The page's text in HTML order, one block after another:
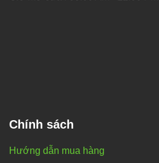
Chính sách
Hướng dẫn mua hàng